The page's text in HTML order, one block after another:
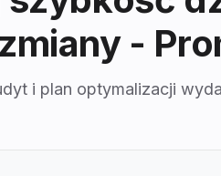
-
i plan optymalizacji